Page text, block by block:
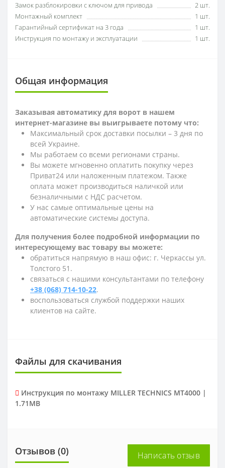
Замок разблокировки с ключом для привода
2 шт.
Монтажный комплект
1 шт.
Гарантийный сертификат на 3 года
1 шт.
Инструкция по монтажу и эксплуатации
1 шт.
Общая информация
Заказывая автоматику для ворот в нашем
интернет-магазине вы выигрываете потому что:
Максимальный срок доставки посылки – 3 дня по
всей Украине.
Мы работаем со всеми регионами страны.
Вы можете мгновенно оплатить покупку через
Приват24 или наложенным платежом. Также
оплата может производиться наличкой или
безналичными с НДС расчетом.
У нас самые оптимальные цены на
автоматические системы доступа.
Для получения более подробной информации по
интересующему вас товару вы можете:
обратиться напрямую в наш офис: г. Черкассы ул.
Толстого 51.
связаться с нашими консультантами по телефону
+38 (068) 714-10-22.
воспользоваться службой поддержки наших
клиентов на сайте.
Файлы для скачивания
Инструкция по монтажу MILLER TECHNICS MT4000 |
1.71MB
Отзывов (0) Написать отзыв